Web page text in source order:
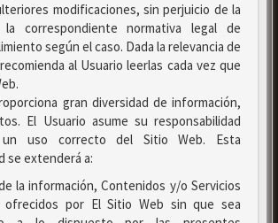
modificaciones, sin perjuicio de la
la correspondiente normativa legal de
según el caso. Dada la relevancia de
al Usuario leerlas cada vez que
gran diversidad de información,
El Usuario asume su responsabilidad
un uso correcto del Sitio Web. Esta
se extenderá a:
la información, Contenidos y/o Servicios
por El Sitio Web sin que sea